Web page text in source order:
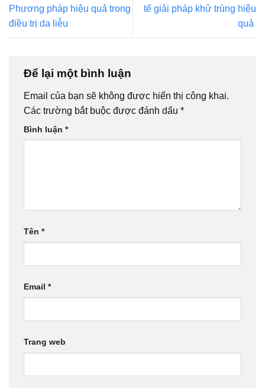
Phương pháp hiệu quả trong
điều trị da liễu
tế giải pháp khử trùng hiệu
quả
Để lại một bình luận
Email của bạn sẽ không được hiển thị công khai.
Các trường bắt buộc được đánh dấu *
Bình luận *
Tên *
Email *
Trang web